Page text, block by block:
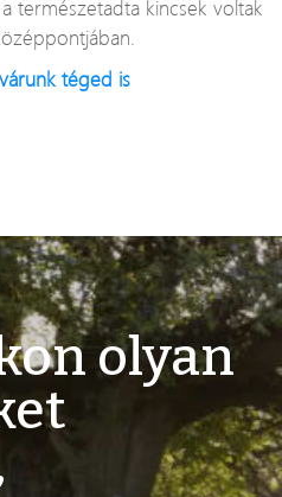
természetadta kincsek voltak
téged is
olyan